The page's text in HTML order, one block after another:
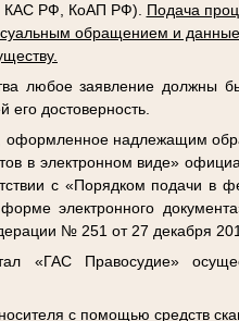
КАС РФ, КоАП РФ). Подача
обращением и
любое заявление должны
достоверность.
оформленное надлежащим
в электронном виде»
с «Порядком подачи в
электронного
№ 251 от 27 декабря
«ГАС Правосудие»
с помощью средств